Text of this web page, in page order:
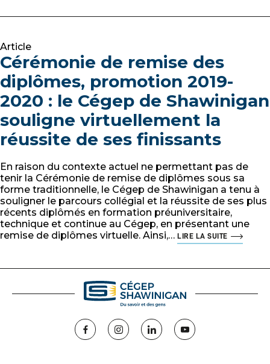
Article
Cérémonie de remise des
diplômes, promotion 2019-
2020 : le Cégep de Shawinigan
souligne virtuellement la
réussite de ses finissants
En raison du contexte actuel ne permettant pas de
tenir la Cérémonie de remise de diplômes sous sa
forme traditionnelle, le Cégep de Shawinigan a tenu à
souligner le parcours collégial et la réussite de ses plus
récents diplômés en formation préuniversitaire,
technique et continue au Cégep, en présentant une
remise de diplômes virtuelle. Ainsi,… LIRE LA SUITE
Facebook Instagram LinkedIn YouTube